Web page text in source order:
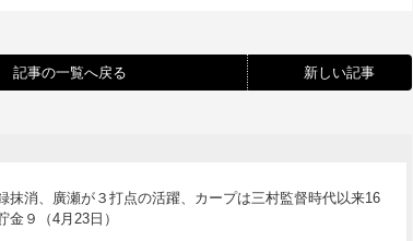
記事の一覧へ戻る 新しい記事
抹消、廣瀬が３打点の活躍、カープは三村監督時代以来16
金９（4月23日）